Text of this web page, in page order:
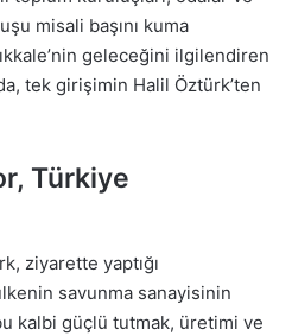
misali başını kuma
geleceğini ilgilendiren
tek girişimin Halil Öztürk’ten
Türkiye
ziyarette yaptığı
savunma sanayisinin
kalbi güçlü tutmak, üretimi ve